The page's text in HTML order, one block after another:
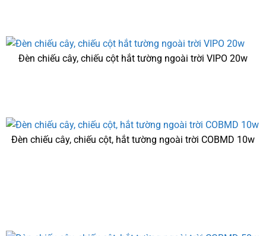
Đèn chiếu cây, chiếu cột hắt tường ngoài trời VIPO 20w
Đèn chiếu cây, chiếu cột, hắt tường ngoài trời COBMD 10w